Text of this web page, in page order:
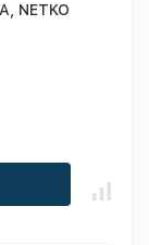
NETKO